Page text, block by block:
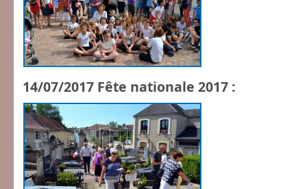
14/07/2017 Fête nationale 2017 :